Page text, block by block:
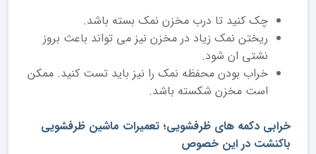
چک کنید تا درب مخزن نمک بسته باشد.
ریختن نمک زیاد در مخزن نیز می تواند باعث بروز
نشتی ان شود.
خراب بودن محفظه نمک را نیز باید تست کنید. ممکن
است مخزن شکسته باشد.
خرابی دکمه های ظرفشویی؛ تعمیرات ماشین ظرفشویی
باکنشت در این خصوص